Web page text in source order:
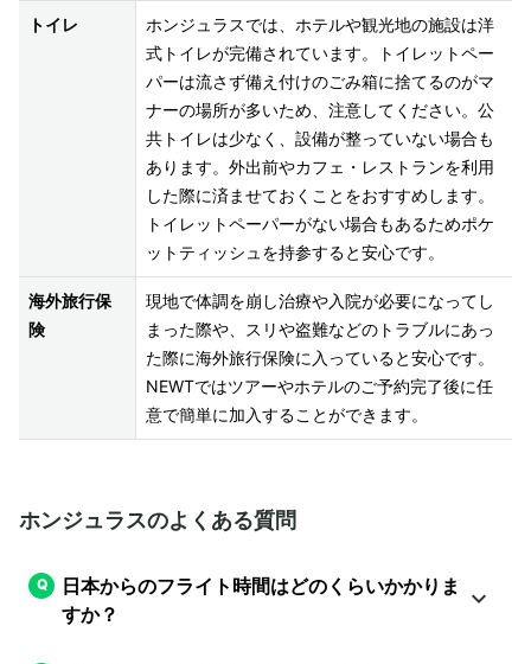
トイレ
ホンジュラスでは、ホテルや観光地の施設は洋
式トイレが完備されています。トイレットペー
パーは流さず備え付けのごみ箱に捨てるのがマ
ナーの場所が多いため、注意してください。公
共トイレは少なく、設備が整っていない場合も
あります。外出前やカフェ・レストランを利用
した際に済ませておくことをおすすめします。
トイレットペーパーがない場合もあるためポケ
ットティッシュを持参すると安心です。
海外旅行保
険
現地で体調を崩し治療や入院が必要になってし
まった際や、スリや盗難などのトラブルにあっ
た際に海外旅行保険に入っていると安心です。
NEWTではツアーやホテルのご予約完了後に任
意で簡単に加入することができます。
ホンジュラスのよくある質問
日本からのフライト時間はどのくらいかかりま
すか？